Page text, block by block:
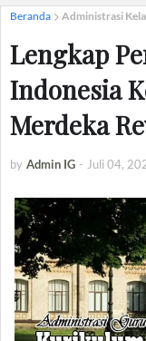
Beranda Administrasi
Lengkap
Indonesia
Merdeka
by Admin IG - Juli 04,